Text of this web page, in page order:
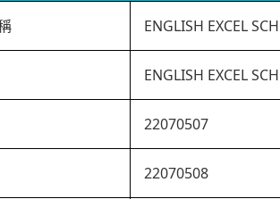
ENGLISH EXCEL
ENGLISH EXCEL
22070507
22070508